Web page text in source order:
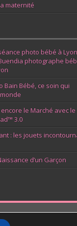
maternité
photo bébé à
photographe
Bain Bébé, ce soin qui
le Marché avec le
3.0
: les jouets
d’un Garçon